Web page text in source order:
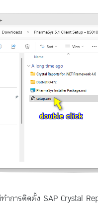
ำการติดตั้ง SAP Crystal